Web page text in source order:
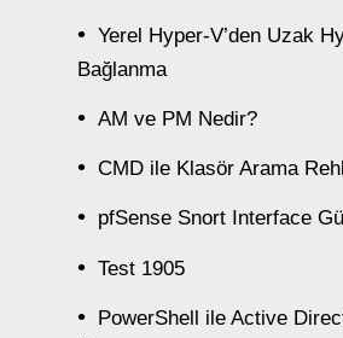
Yerel Hyper-V’den Uzak
Bağlanma
AM ve PM Nedir?
CMD ile Klasör Arama
pfSense Snort Interface
Test 1905
PowerShell ile Active